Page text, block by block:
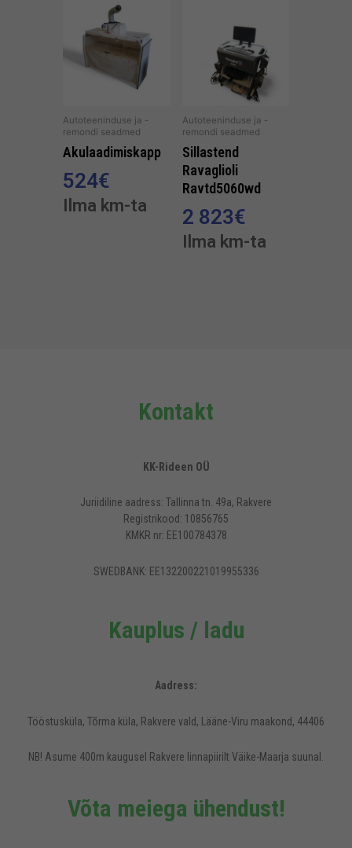
Autoteeninduse ja -
remondi seadmed
Akulaadimiskapp
524€
Ilma km-ta
Autoteeninduse ja -
remondi seadmed
Sillastend
Ravaglioli
Ravtd5060wd
2 823€
Ilma km-ta
Kontakt
KK-Rideen OÜ
Juriidiline aadress: Tallinna tn. 49a, Rakvere
Registrikood: 10856765
KMKR nr: EE100784378
SWEDBANK: EE132200221019955336
Kauplus / ladu
Aadress:
Tööstusküla, Tõrma küla, Rakvere vald, Lääne-Viru maakond, 44406
NB! Asume 400m kaugusel Rakvere linnapiirilt Väike-Maarja suunal.
Võta meiega ühendust!